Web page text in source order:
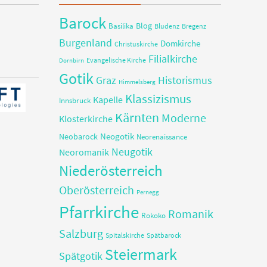
Barock Basilika Blog Bludenz Bregenz
Burgenland Christuskirche Domkirche
Dornbirn Evangelische Kirche Filialkirche
Gotik Graz Himmelsberg Historismus
Innsbruck Kapelle Klassizismus
Klosterkirche Kärnten Moderne
Neobarock Neogotik Neorenaissance
Neoromanik Neugotik
Niederösterreich
Oberösterreich Pernegg
Pfarrkirche Rokoko Romanik
Salzburg Spitalskirche Spätbarock
Spätgotik Steiermark